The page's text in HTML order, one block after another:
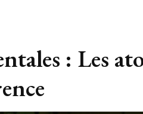
: Les